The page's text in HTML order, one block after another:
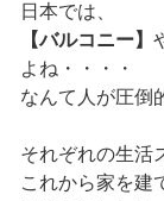
日本では、
【バルコニー】
よね・・・・
なんて人が圧倒
それぞれの生活
これから家を建